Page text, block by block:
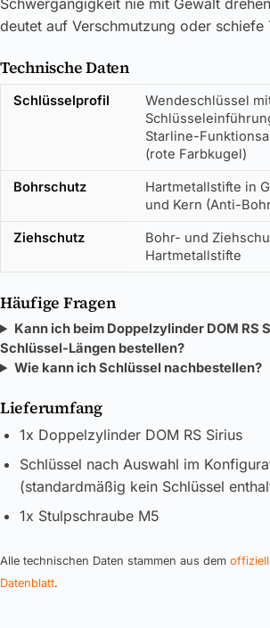
Schwergängigkeit nie mit Gewalt
deutet auf Verschmutzung oder schiefe
Technische Daten
Schlüsselprofil
Wendeschlüssel
Starline-
(rote Farbkugel)
Bohrschutz
Hartmetallstifte in
und Kern (Anti-
Ziehschutz
Bohr- und
Hartmetallstifte
Häufige Fragen
Kann ich beim Doppelzylinder DOM RS
Schlüssel-Längen bestellen?
Wie kann ich Schlüssel nachbestellen?
Lieferumfang
1x Doppelzylinder DOM RS Sirius
Schlüssel nach Auswahl im
(standardmäßig kein Schlüssel
1x Stulpschraube M5
Alle technischen Daten stammen aus dem
Datenblatt.